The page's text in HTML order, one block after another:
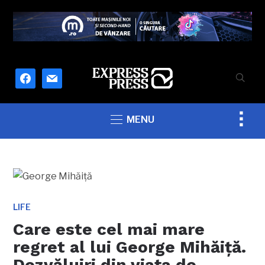
facebook
mail
MENU
LIFE
Care este cel mai mare
regret al lui George Mihăiță.